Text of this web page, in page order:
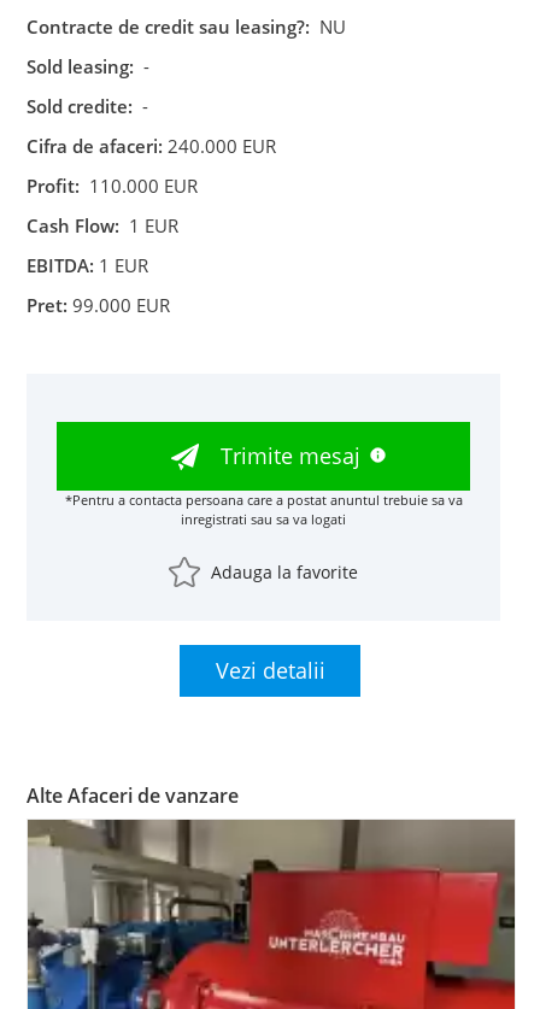
Contracte de credit sau leasing?: NU
Sold leasing: -
Sold credite: -
Cifra de afaceri: 240.000 EUR
Profit: 110.000 EUR
Cash Flow: 1 EUR
EBITDA: 1 EUR
Pret: 99.000 EUR
Trimite mesaj
*Pentru a contacta persoana care a postat anuntul trebuie sa va
inregistrati sau sa va logati
Adauga la favorite
Vezi detalii
Alte Afaceri de vanzare